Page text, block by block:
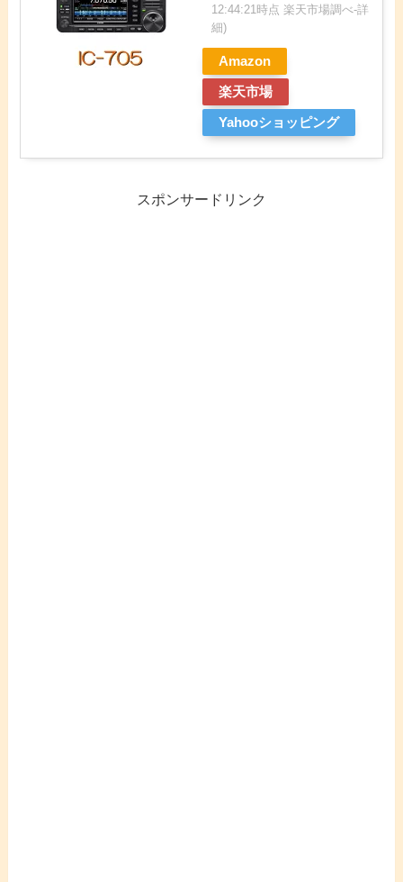
12:44:21時点 楽天市場調べ-詳
細)
Amazon
楽天市場
Yahooショッピング
スポンサードリンク